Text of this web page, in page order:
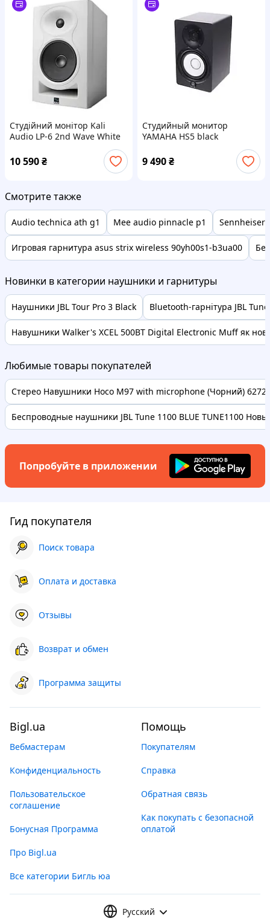
Студійний монітор Kali
Audio LP-6 2nd Wave White
10 590₴
Студийный монитор
YAMAHA HS5 black
9 490₴
Смотрите также
Audio technica ath g1 Mee audio pinnacle p1 Sennheiser
Игровая гарнитура asus strix wireless 90yh00s1-b3ua00
Новинки в категории наушники и гарнитуры
Наушники JBL Tour Pro 3 Black Bluetooth-гарнітура JBL
Навушники Walker's XCEL 500BT Digital Electronic Muff як
Любимые товары покупателей
Стерео Навушники Hoco M97 with microphone (Чорний)
Беспроводные наушники JBL Tune 1100 BLUE TUNE1100
Попробуйте в приложении
Гид покупателя
Поиск товара
Оплата и доставка
Отзывы
Возврат и обмен
Программа защиты
Bigl.ua
Вебмастерам
Конфиденциальность
Пользовательское
соглашение
Бонусная Программа
Про Bigl.ua
Все категории Бигль юа
Помощь
Покупателям
Справка
Обратная связь
Как покупать с безопасной
оплатой
Русский